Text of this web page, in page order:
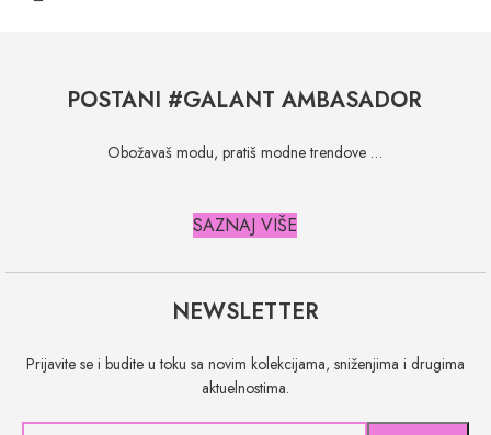
POSTANI #GALANT AMBASADOR
Obožavaš modu, pratiš modne trendove …
SAZNAJ VIŠE
NEWSLETTER
Prijavite se i budite u toku sa novim kolekcijama, sniženjima i drugima
aktuelnostima.